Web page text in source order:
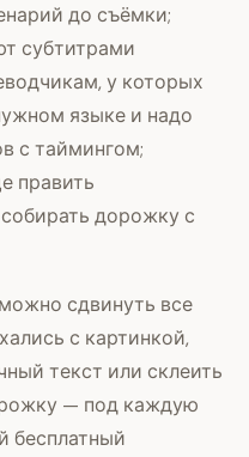
до съёмки;
субтитрами
у которых
языке и надо
с таймингом;
править
дорожку с
сдвинуть все
с картинкой,
текст или склеить
— под каждую
бесплатный